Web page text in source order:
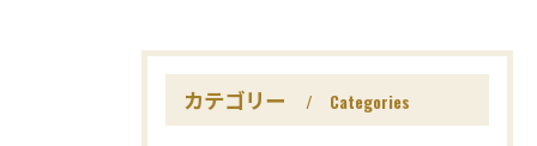
カテゴリー Categories